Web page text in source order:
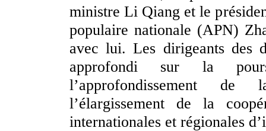
ministre Li Qiang et le
populaire nationale (APN)
avec lui. Les dirigeants des
approfondi sur la
l’approfondissement
l’élargissement de la
internationales et régionales